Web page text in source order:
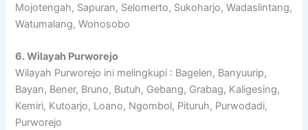
Mojotengah, Sapuran, Selomerto, Sukoharjo, Wadaslintang,
Watumalang, Wonosobo
6. Wilayah Purworejo
Wilayah Purworejo ini melingkupi : Bagelen, Banyuurip,
Bayan, Bener, Bruno, Butuh, Gebang, Grabag, Kaligesing,
Kemiri, Kutoarjo, Loano, Ngombol, Pituruh, Purwodadi,
Purworejo